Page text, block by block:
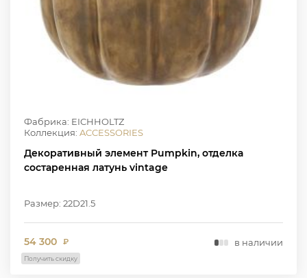
Фабрика: EICHHOLTZ
Коллекция: ACCESSORIES
Декоративный элемент Pumpkin, отделка
состаренная латунь vintage
Размер: 22D21.5
54 300 ₽ в наличии
Получить скидку